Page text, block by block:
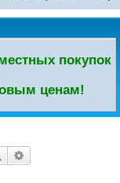
покупок
ценам!
Поиск